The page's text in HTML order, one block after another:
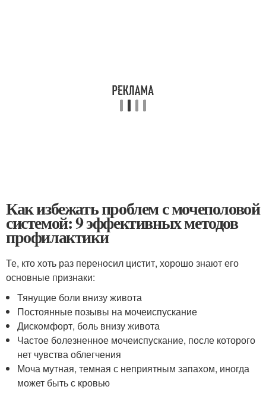
Как избежать проблем с мочеполовой
системой: 9 эффективных методов
профилактики
Те, кто хоть раз переносил цистит, хорошо знают его
основные признаки:
Тянущие боли внизу живота
Постоянные позывы на мочеиспускание
Дискомфорт, боль внизу живота
Частое болезненное мочеиспускание, после которого
нет чувства облегчения
Моча мутная, темная с неприятным запахом, иногда
может быть с кровью